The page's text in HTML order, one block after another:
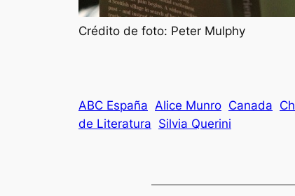
Crédito de foto: Peter Mulphy
ABC España Alice Munro Canada
de Literatura Silvia Querini